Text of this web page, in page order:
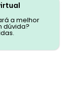
a melhor
dúvida?